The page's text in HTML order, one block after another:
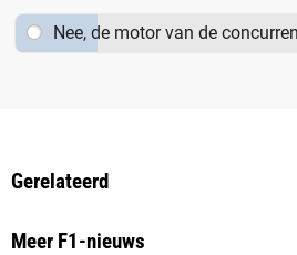
Nee, de motor van de
Gerelateerd
Meer F1-nieuws